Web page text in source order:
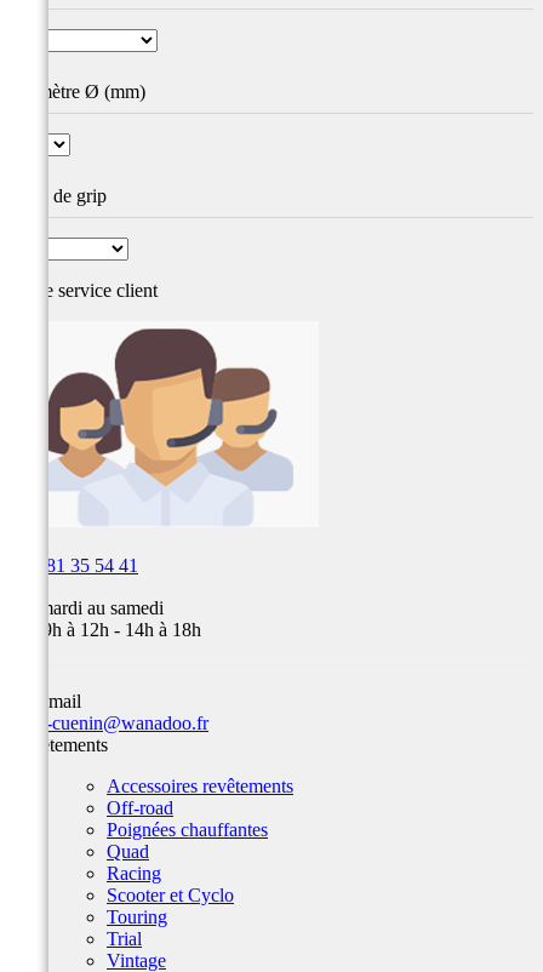
Diamètre Ø (mm)
Type de grip
Notre service client
03 81 35 54 41
Du mardi au samedi
de 09h à 12h - 14h à 18h
Par email
team-cuenin@wanadoo.fr
Revêtements
Accessoires revêtements
Off-road
Poignées chauffantes
Quad
Racing
Scooter et Cyclo
Touring
Trial
Vintage